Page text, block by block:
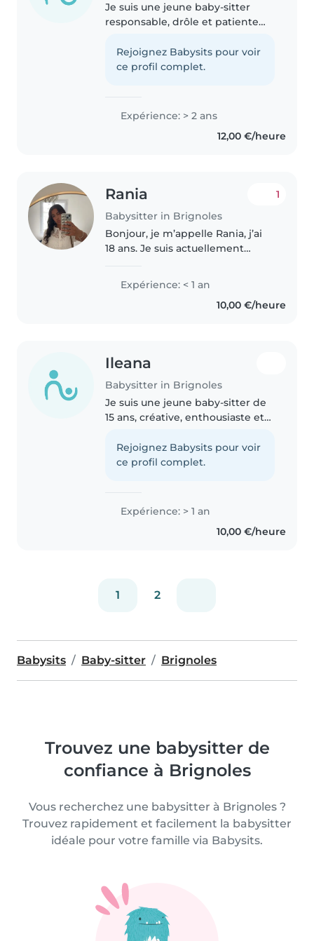
Je suis une jeune baby-sitter
responsable, drôle et patiente
garde d'enfants de tous âges. Je
parle couramment l'arabe,
Rejoignez Babysits pour voir
ce profil complet.
Expérience: > 2 ans
12,00 €/heure
Rania
Babysitter in Brignoles
1
Bonjour, je m’appelle Rania, j’ai
18 ans. Je suis actuellement
du temps avec les enfants, jouer
avec eux et veiller à leur sécurité.
Expérience: < 1 an
10,00 €/heure
Ileana
Babysitter in Brignoles
Je suis une jeune baby-sitter de
15 ans, créative, enthousiaste et
d'expérience en garde d'enfants
pour les tout-petits, les bébés,
Rejoignez Babysits pour voir
ce profil complet.
Expérience: > 1 an
10,00 €/heure
1 2
Babysits Baby-sitter Brignoles
Trouvez une babysitter de
confiance à Brignoles
Vous recherchez une babysitter à Brignoles ?
Trouvez rapidement et facilement la babysitter
idéale pour votre famille via Babysits.